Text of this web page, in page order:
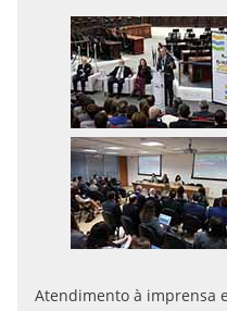
Atendimento à imprensa